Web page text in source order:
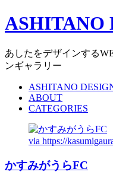
ASHITANO
あしたをデザインする
ンギャラリー
ASHITANO
ABOUT
CATEGORIES
via https://
かすみがうらFC